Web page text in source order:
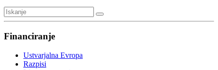
Financiranje
Ustvarjalna Evropa
Razpisi